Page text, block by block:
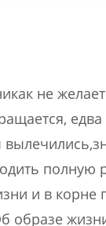
не
полную
и в корне
образе